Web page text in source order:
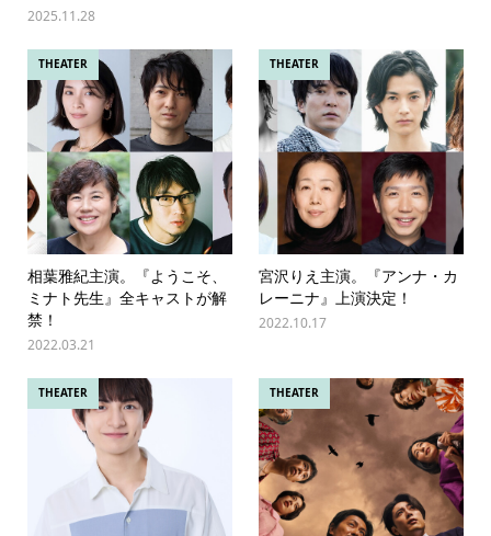
2025.11.28
THEATER
相葉雅紀主演。『ようこそ、
ミナト先生』全キャストが解
禁！
2022.03.21
THEATER
宮沢りえ主演。『アンナ・カ
レーニナ』上演決定！
2022.10.17
THEATER THEATER